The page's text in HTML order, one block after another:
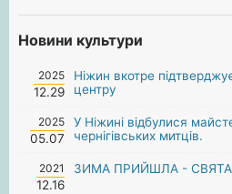
Новини культури
2025
12.29
Ніжин вкотре
центру
2025
05.07
У Ніжині відбулися
чернігівських митців.
2021
12.16
ЗИМА ПРИЙШЛА -